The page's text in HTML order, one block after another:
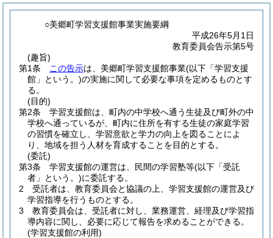
○美郷町学習支援館事業実施要綱
平成26年5月1日
教育委員会告示第5号
(趣旨)
第1条
この告示は、美郷町学習支援館事業(以下「学習支援
館」という。)の実施に関して必要な事項を定めるものとす
る。
(目的)
第2条
学習支援館は、町内の中学校へ通う生徒及び町外の中
学校へ通っているが、町内に住所を有する生徒の家庭学習
の習慣を確立し、学習意欲と学力の向上を図ることによ
り、地域を担う人材を育成することを目的とする。
(委託)
第3条
学習支援館の運営は、民間の学習塾等(以下「受託
者」という。)に委託する。
2
受託者は、教育委員会と協議の上、学習支援館の運営及び
学習指導を行うものとする。
3
教育委員会は、受託者に対し、業務運営、経理及び学習指
導内容に関し、必要に応じて報告を求めることができる。
(学習支援館の利用)